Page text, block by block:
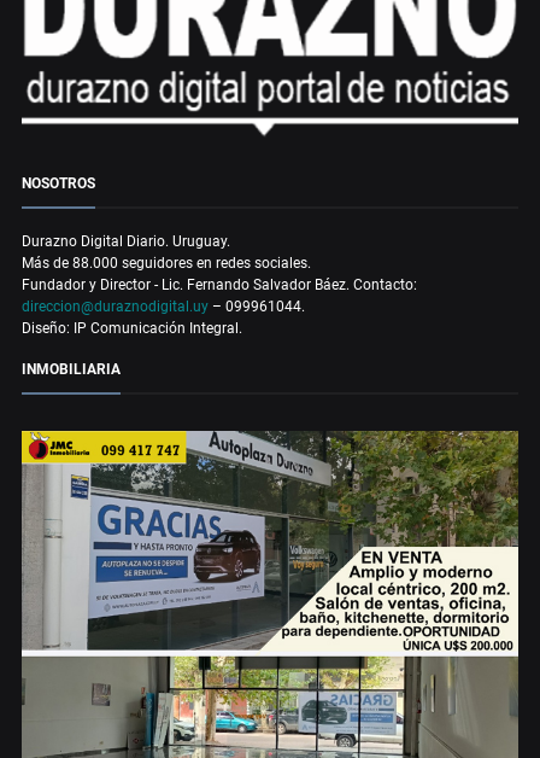
NOSOTROS
Durazno Digital Diario. Uruguay.
Más de 88.000 seguidores en redes sociales.
Fundador y Director - Lic. Fernando Salvador Báez. Contacto:
direccion@duraznodigital.uy – 099961044.
Diseño: IP Comunicación Integral.
INMOBILIARIA